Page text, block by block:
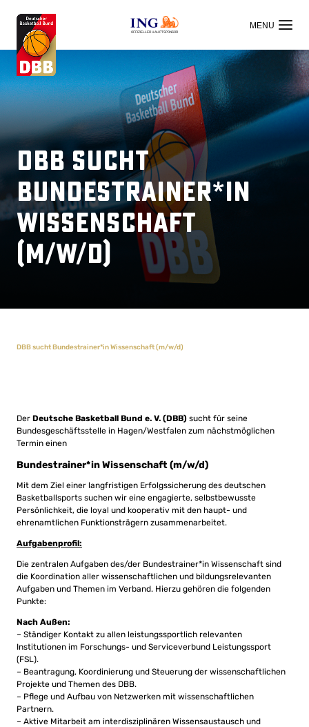
OFFIZIELLER HAUPTSPONSOR
DBB sucht
Bundestrainer*in
Wissenschaft
(m/w/d)
DBB sucht Bundestrainer*in Wissenschaft (m/w/d)
Der Deutsche Basketball Bund e. V. (DBB) sucht für seine
Bundesgeschäftsstelle in Hagen/Westfalen zum nächstmöglichen
Termin einen
Bundestrainer*in Wissenschaft (m/w/d)
Mit dem Ziel einer langfristigen Erfolgssicherung des deutschen
Basketballsports suchen wir eine engagierte, selbstbewusste
Persönlichkeit, die loyal und kooperativ mit den haupt- und
ehrenamtlichen Funktionsträgern zusammenarbeitet.
Aufgabenprofil:
Die zentralen Aufgaben des/der Bundestrainer*in Wissenschaft sind
die Koordination aller wissenschaftlichen und bildungsrelevanten
Aufgaben und Themen im Verband. Hierzu gehören die folgenden
Punkte:
Nach Außen:
– Ständiger Kontakt zu allen leistungssportlich relevanten
Institutionen im Forschungs- und Serviceverbund Leistungssport
(FSL).
– Beantragung, Koordinierung und Steuerung der wissenschaftlichen
Projekte und Themen des DBB.
– Pflege und Aufbau von Netzwerken mit wissenschaftlichen
Partnern.
– Aktive Mitarbeit am interdisziplinären Wissensaustausch und